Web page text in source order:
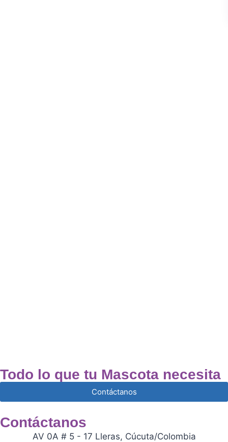
Todo lo que tu Mascota necesita
Contáctanos
Contáctanos
AV 0A # 5 - 17 Lleras, Cúcuta/Colombia